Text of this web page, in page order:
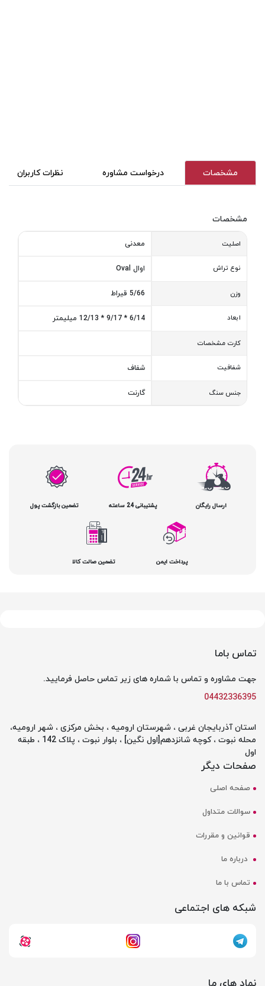
مشخصات درخواست مشاوره نظرات کاربران
مشخصات
اصلیت معدنی
نوع تراش اوال Oval
وزن 5/66 قیراط
ابعاد 6/14 * 9/17 * 12/13 میلیمتر
کارت مشخصات
شفافیت شفاف
جنس سنگ گارنت
ارسال رایگان پشتیبانی 24 ساعته تضمین بازگشت پول
پرداخت ایمن تضمین صالت کالا
تماس باما
جهت مشاوره و تماس با شماره های زیر تماس حاصل فرمایید.
04432336395
استان آذربایجان غربی ، شهرستان ارومیه ، بخش مرکزی ، شهر ارومیه،
محله نبوت ، کوچه شانزدهم[اول نگین] ، بلوار نبوت ، پلاک 142 ، طبقه
اول
صفحات دیگر
صفحه اصلی
سوالات متداول
قوانین و مقررات
درباره ما
تماس با ما
شبکه های اجتماعی